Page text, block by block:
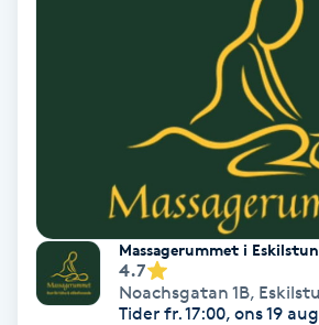
Sjukgymnastik
Skalpmassage
Massagerummet i
4.7
Noachsgatan 1B,
Tider fr. 17:00, ons 19